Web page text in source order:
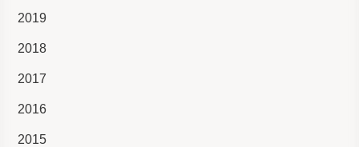
2019
2018
2017
2016
2015